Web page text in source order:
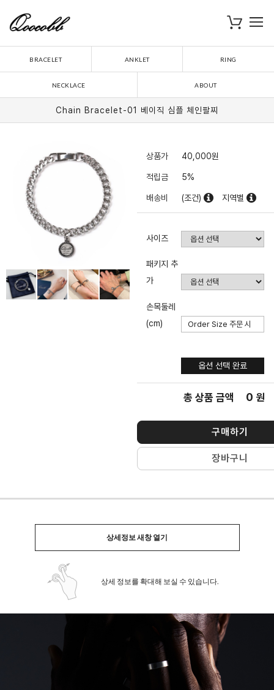
장바구니
BRACELET ANKLET RING
NECKLACE ABOUT
Chain Bracelet-01 베이직 심플 체인팔찌
상품가 40,000원
적립금 5%
배송비 (조건) 지역별
사이즈
패키지 추
가
손목둘레
(cm)
옵션 선택 완료
총 상품 금액 0 원
구매하기
장바구니
상세정보 새창 열기
상세 정보를 확대해 보실 수 있습니다.